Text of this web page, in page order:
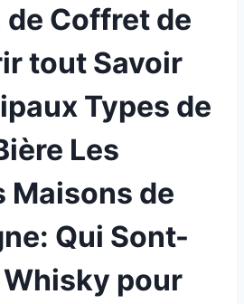
Coffret de
tout Savoir
Types de
Les
Maisons de
Qui Sont-
Whisky pour